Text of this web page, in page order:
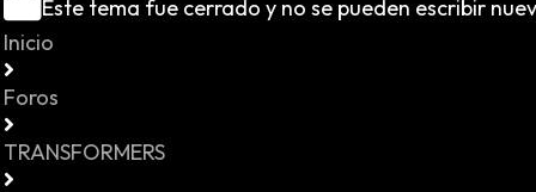
Este tema fue cerrado y no se pueden escribir
Inicio
Foros
TRANSFORMERS